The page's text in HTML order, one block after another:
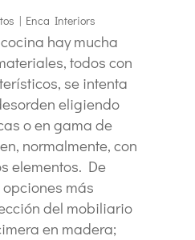
| Enca Interiors
hay mucha
todos con
se intenta
eligiendo
o en gama de
normalmente, con
elementos. De
más
del mobiliario
en madera;